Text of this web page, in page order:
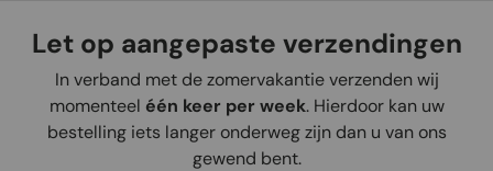
Aller au contenu
Let op aangepaste verzendingen
In verband met de zomervakantie verzenden wij
momenteel één keer per week. Hierdoor kan uw
bestelling iets langer onderweg zijn dan u van ons
gewend bent.